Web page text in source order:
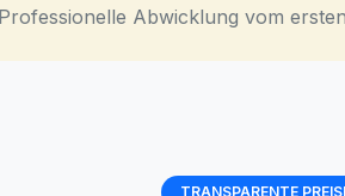
Abwicklung vom
TRANSPARENTE